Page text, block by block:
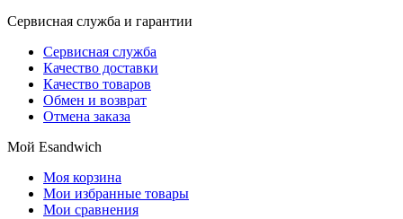
Сервисная служба и гарантии
Сервисная служба
Качество доставки
Качество товаров
Обмен и возврат
Отмена заказа
Мой Esandwich
Моя корзина
Мои избранные товары
Мои сравнения